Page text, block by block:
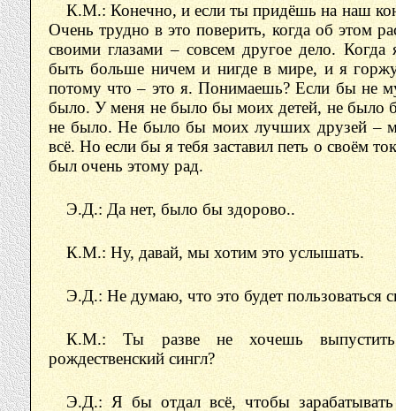
К.М.: Конечно, и если ты придёшь на наш
Очень трудно в это поверить, когда об этом
своими глазами – совсем другое дело.
быть больше ничем и нигде в мире, и я
потому что – это я. Понимаешь? Если бы не
было. У меня не было бы моих детей, не было
не было. Не было бы моих лучших друзей –
всё. Но если бы я тебя заставил петь о своём
был очень этому рад.
Э.Д.: Да нет, было бы здорово..
К.М.: Ну, давай, мы хотим это услышать.
Э.Д.: Не думаю, что это будет пользоваться
К.М.: Ты разве не хочешь
рождественский сингл?
Э.Д.: Я бы отдал всё, чтобы